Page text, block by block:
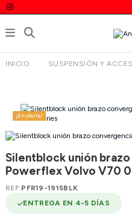
INICIO SUSPENSIÓN Y
¡En oferta!
Silentblock unión
Powerflex Volvo V70
REF:PFR19-1915BLK
ENTREGA EN 4-5 DÍAS